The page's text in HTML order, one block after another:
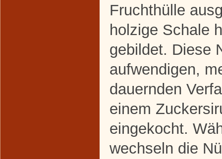
Fruchthülle
holzige Schale
gebildet. Diese
aufwendigen,
dauernden
einem
eingekocht.
wechseln die